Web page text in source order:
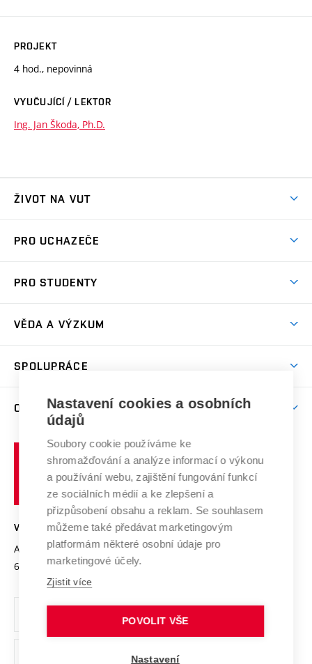
PROJEKT
4 hod., nepovinná
VYUČUJÍCÍ / LEKTOR
Ing. Jan Škoda, Ph.D.
ŽIVOT NA VUT
Koleje
Sport na VUT
Brno
PRO UCHAZEČE
Dny otevřených dveří
Celoživotní vzdělávání
E-přihláška
PRO STUDENTY
Harmonogram akademického roku
Závěrečné práce
Doktorské studium
Zpracování osobních údajů studentů
Sociální bezpečí
Studium bez bariér
Podpora podnikání
VĚDA A VÝZKUM
Mezinárodní vědecká rada
Systém zajišťování kvality výzkumu
Výzkumné infrastruktury
Transfer znalostí
Open Science
Projekty
Projekty ze strukturálních fondů
Specifický výzkum
SPOLUPRÁCE
Zahraniční spolupráce
Spolupráce se školami
Služby univerzity
Mezinárodní dohody
Univerzitní sítě
O UNIVERZITĚ
Profil univerzity
Udržitelná univerzita
Podnikavá univerzita / ContriBUTe
Bezpečná univerzita
Vyznamenání
Organizační struktura
Ochrana osobních údajů
učení
technické
VYSOKÉ UČENÍ TECHNICKÉ V BRNĚ
Antonínská 548/1
602 00 Brno
www.vut.cz
vut@vutbr.cz
Nastavení cookies a osobních
údajů
Soubory cookie používáme ke
shromažďování a analýze informací o výkonu
a používání webu, zajištění fungování funkcí
ze sociálních médií a ke zlepšení a
přizpůsobení obsahu a reklam. Se souhlasem
můžeme také předávat marketingovým
platformám některé osobní údaje pro
marketingové účely.
Zjistit více
POVOLIT VŠE
Nastavení